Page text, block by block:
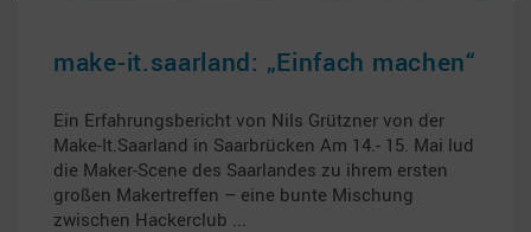
make-it.saarland: „Einfach machen“
Ein Erfahrungsbericht von Nils Grützner von der
Make-It.Saarland in Saarbrücken Am 14.- 15. Mai lud
die Maker-Scene des Saarlandes zu ihrem ersten
großen Makertreffen ­– eine bunte Mischung
zwischen Hackerclub